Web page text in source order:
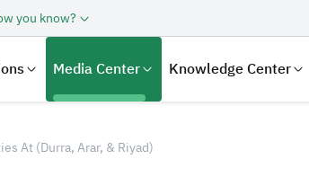
you know?
Media Center Knowledge Center
At (Durra, Arar, & Riyad)